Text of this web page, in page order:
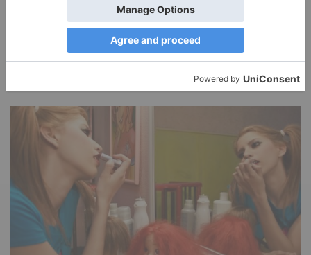
Wahre Liebe: Woran erkennt man sie